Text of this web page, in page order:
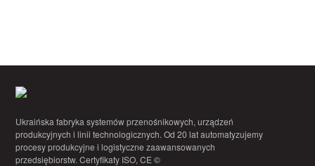
Ukraińska fabryka systemów przenośnikowych, urządzeń
produkcyjnych i linii technologicznych. Od 20 lat automatyzujemy
procesy produkcyjne i logistyczne zaawansowanych
przedsiębiorstw. Certyfikaty ISO, CE ©